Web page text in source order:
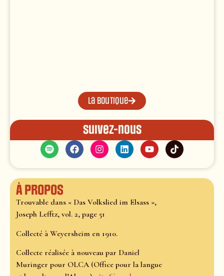
La boutique
Suivez-nous
À propos
Trouvable dans « Das Volkslied im Elsass »,
Joseph Lefftz, vol. 2, page 51
Collecté à Weyersheim en 1910.
Collecte réalisée à nouveau par Daniel
Muringer pour OLCA (Office pour la langue